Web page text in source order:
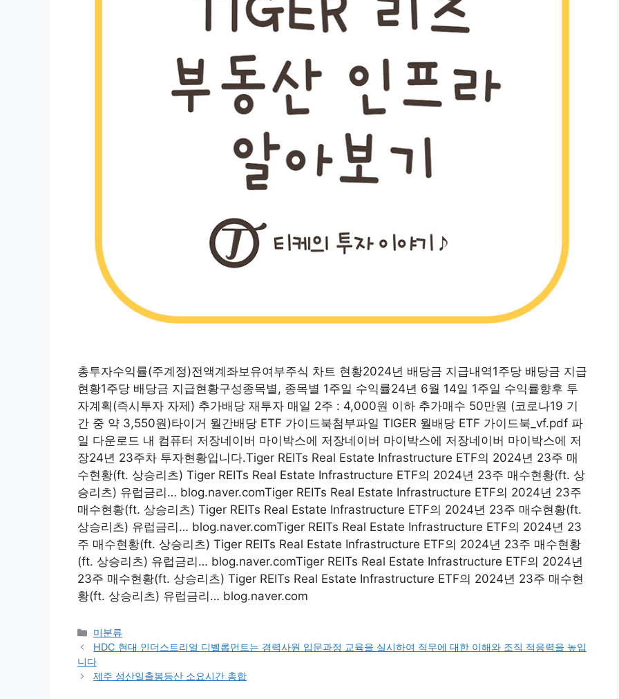
총투자수익률(주계정)전액계좌보유여부주식 차트 현황2024년 배당금 지급내역1주당 배당금 지급
현황1주당 배당금 지급현황구성종목별, 종목별 1주일 수익률24년 6월 14일 1주일 수익률향후 투
자계획(즉시투자 자제) 추가배당 재투자 매일 2주 : 4,000원 이하 추가매수 50만원 (코로나19 기
간 중 약 3,550원)타이거 월간배당 ETF 가이드북첨부파일 TIGER 월배당 ETF 가이드북_vf.pdf 파
일 다운로드 내 컴퓨터 저장네이버 마이박스에 저장네이버 마이박스에 저장네이버 마이박스에 저
장24년 23주차 투자현황입니다.Tiger REITs Real Estate Infrastructure ETF의 2024년 23주 매
수현황(ft. 상승리츠) Tiger REITs Real Estate Infrastructure ETF의 2024년 23주 매수현황(ft. 상
승리츠) 유럽금리… blog.naver.comTiger REITs Real Estate Infrastructure ETF의 2024년 23주
매수현황(ft. 상승리츠) Tiger REITs Real Estate Infrastructure ETF의 2024년 23주 매수현황(ft.
상승리츠) 유럽금리… blog.naver.comTiger REITs Real Estate Infrastructure ETF의 2024년 23
주 매수현황(ft. 상승리츠) Tiger REITs Real Estate Infrastructure ETF의 2024년 23주 매수현황
(ft. 상승리츠) 유럽금리… blog.naver.comTiger REITs Real Estate Infrastructure ETF의 2024년
23주 매수현황(ft. 상승리츠) Tiger REITs Real Estate Infrastructure ETF의 2024년 23주 매수현
황(ft. 상승리츠) 유럽금리… blog.naver.com
Categories
미분류
HDC 현대 인더스트리얼 디벨롭먼트는 경력사원 입문과정 교육을 실시하여 직무에 대한 이해와 조직 적응력을 높입
니다
제주 성산일출봉등산 소요시간 총합